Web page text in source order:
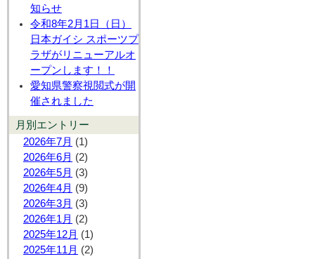
知らせ
令和8年2月1日（日）
日本ガイシ スポーツプ
ラザがリニューアルオ
ープンします！！
愛知県警察視閲式が開
催されました
月別エントリー
2026年7月 (1)
2026年6月 (2)
2026年5月 (3)
2026年4月 (9)
2026年3月 (3)
2026年1月 (2)
2025年12月 (1)
2025年11月 (2)